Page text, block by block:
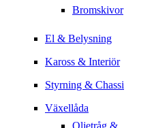
Bromskivor
El & Belysning
Kaross & Interiör
Styrning & Chassi
Växellåda
Oljetråg &